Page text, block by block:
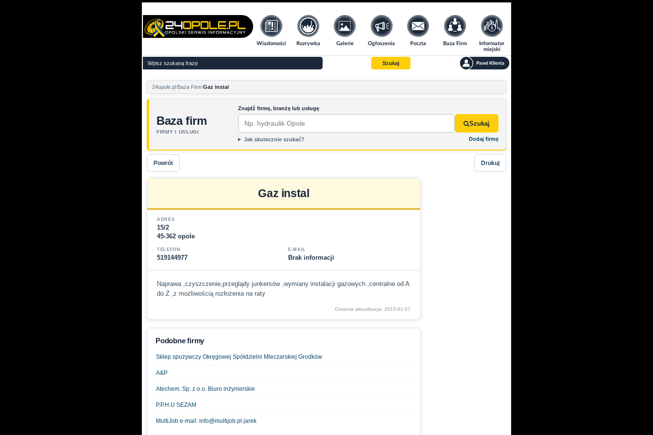
Wiadomości Rozrywka Galerie Ogłoszenia Poczta Baza Firm
Informator
miejski
Szukaj
24opole.pl Baza Firm Gaz instal
Baza firm
FIRMY I USŁUGI
Znajdź firmę, branżę lub usługę
Szukaj
Jak skutecznie szukać? Dodaj firmę
Powrót Drukuj
Gaz instal
ADRES
15/2
45-362 opole
TELEFON
519144977
E-MAIL
Brak informacji
Naprawa ,czyszczenie,przeglądy junkersów ,wymiany instalacji gazowych ,centralne od A
do Z ,z możliwością rozłożenia na raty
Ostatnia aktualizacja: 2015-01-07
Podobne firmy
Sklep spożywczy Okręgowej Spółdzielni Mleczarskiej Grodków
A&P
Atechem. Sp. z o.o. Biuro inżynierskie
P.P.H.U SEZAM
MultiJob e-mail: info@multijob.pl jarek